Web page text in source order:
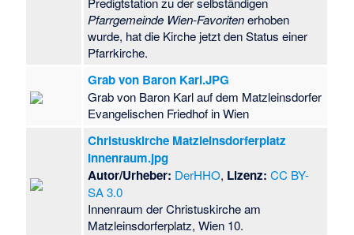
Pfarrgemeinde Wien-Favoritenerhoben
wurde, hat die Kirche jetzt den Status einer
Pfarrkirche.
Grab von Baron Karl.JPG
Grab von Baron Karl auf dem Matzleinsdorfer
Evangelischen Friedhof in Wien
Christuskirche Matzleinsdorferplatz
Innenraum.jpg
Autor/Urheber: DerHHO, Lizenz: CC BY-
SA 3.0
Innenraum der Christuskirche am
Matzleinsdorferplatz, Wien 10.